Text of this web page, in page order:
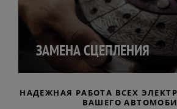
ЗАМЕНА СЦЕПЛЕНИЯ
НАДЕЖНАЯ РАБОТА ВСЕХ
ВАШЕГО